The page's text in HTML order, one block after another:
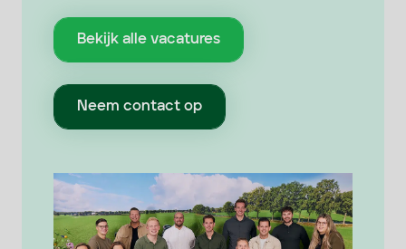
Bekijk alle vacatures
Neem contact op